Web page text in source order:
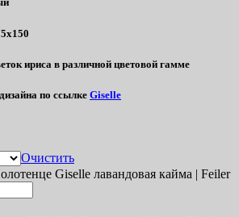
ириса в различной цветовой гамме
по ссылке Giselle
Очистить
Giselle лавандовая кайма | Feiler